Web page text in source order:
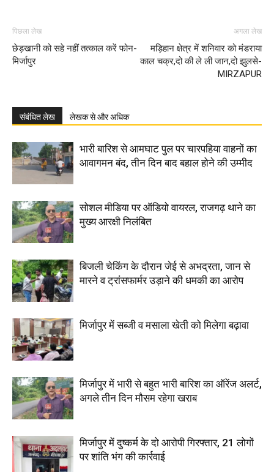
पिछला लेख
छेड़खानी को सहे नहीं तत्काल करें फोन-
मिर्जापुर
अगला लेख
मड़िहान क्षेत्र में शनिवार को मंडराया
काल चक्र,दो की ले ली जान,दो झुलसे-
MIRZAPUR
संबंधित लेख लेखक से और अधिक
भारी बारिश से आमघाट पुल पर चारपहिया वाहनों का
आवागमन बंद, तीन दिन बाद बहाल होने की उम्मीद
सोशल मीडिया पर ऑडियो वायरल, राजगढ़ थाने का
मुख्य आरक्षी निलंबित
बिजली चेकिंग के दौरान जेई से अभद्रता, जान से
मारने व ट्रांसफार्मर उड़ाने की धमकी का आरोप
मिर्जापुर में सब्जी व मसाला खेती को मिलेगा बढ़ावा
मिर्जापुर में भारी से बहुत भारी बारिश का ऑरेंज अलर्ट,
अगले तीन दिन मौसम रहेगा खराब
मिर्जापुर में दुष्कर्म के दो आरोपी गिरफ्तार, 21 लोगों
पर शांति भंग की कार्रवाई